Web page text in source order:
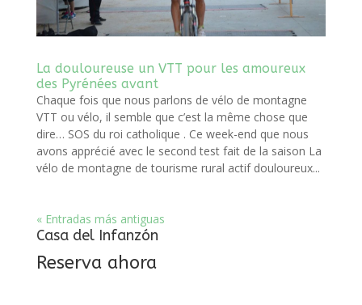
La douloureuse un VTT pour les amoureux
des Pyrénées avant
Chaque fois que nous parlons de vélo de montagne
VTT ou vélo, il semble que c’est la même chose que
dire… SOS du roi catholique . Ce week-end que nous
avons apprécié avec le second test fait de la saison La
vélo de montagne de tourisme rural actif douloureux...
« Entradas más antiguas
Casa del Infanzón
Reserva ahora